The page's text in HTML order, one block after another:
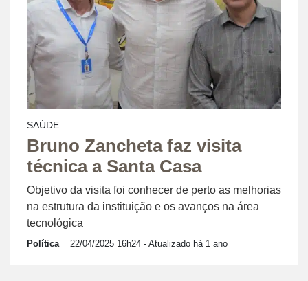
SAÚDE
Bruno Zancheta faz visita
técnica a Santa Casa
Objetivo da visita foi conhecer de perto as melhorias
na estrutura da instituição e os avanços na área
tecnológica
Política 22/04/2025 16h24 - Atualizado há 1 ano